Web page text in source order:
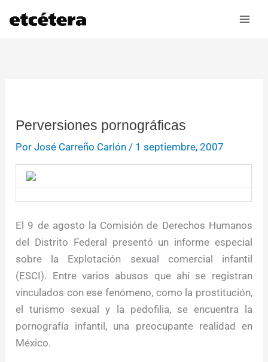
Perversiones pornográficas
PorJosé Carreño Carlón / 1 septiembre, 2007
El 9 de agosto la Comisión de Derechos Humanos
del Distrito Federal presentó un informe especial
sobre la Explotación sexual comercial infantil
(ESCI). Entre varios abusos que ahí se registran
vinculados con ese fenómeno, como la prostitución,
el turismo sexual y la pedofilia, se encuentra la
pornografía infantil, una preocupante realidad en
México.